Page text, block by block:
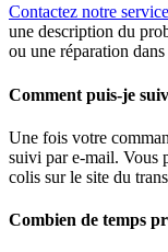
Contactez notre
une description du
ou une réparation
Comment puis-je
Une fois votre
suivi par e-mail. Vous
colis sur le site du
Combien de temps